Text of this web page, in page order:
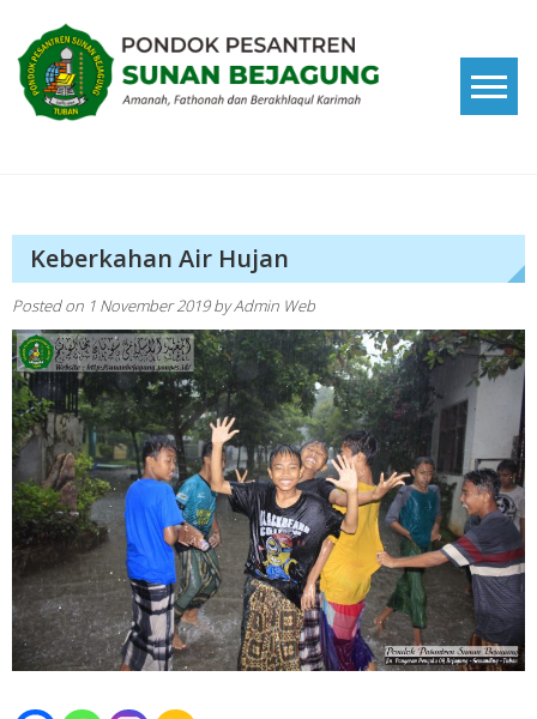
content
Keberkahan Air Hujan
Posted on 1 November 2019byAdmin Web